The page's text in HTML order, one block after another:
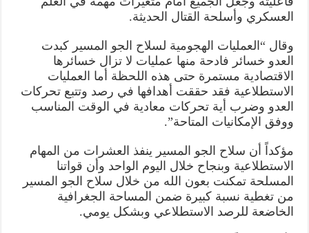
العسكري وأسلحة القتال الحديثة.
وقال “العمليات الهجومية لسلاح الجو المسير كبدت
العدو خسائر فادحة منها عمليات لا تزال خسائرها
الاقتصادية مستمرة حتى هذه اللحظة أما العمليات
الاستطلاعية فقد حققت أهدافها في رصد وتتبع تحركات
العدو وضرب أية تحركات معادية في الوقت المناسب
ووفق الإمكانيات المتاحة”.
مؤكداً أن سلاح الجو المسير ينفذ العشرات من المهام
الاستطلاعية وبنجاح خلال اليوم الواحد وأن قواتنا
المسلحة تمكنت بعون الله من خلال سلاح الجو المسير
من تغطية نسبة كبيرة ضمن المساحة الجغرافية
الخاضعة للرصد الاستطلاعي وبشكل يومي.